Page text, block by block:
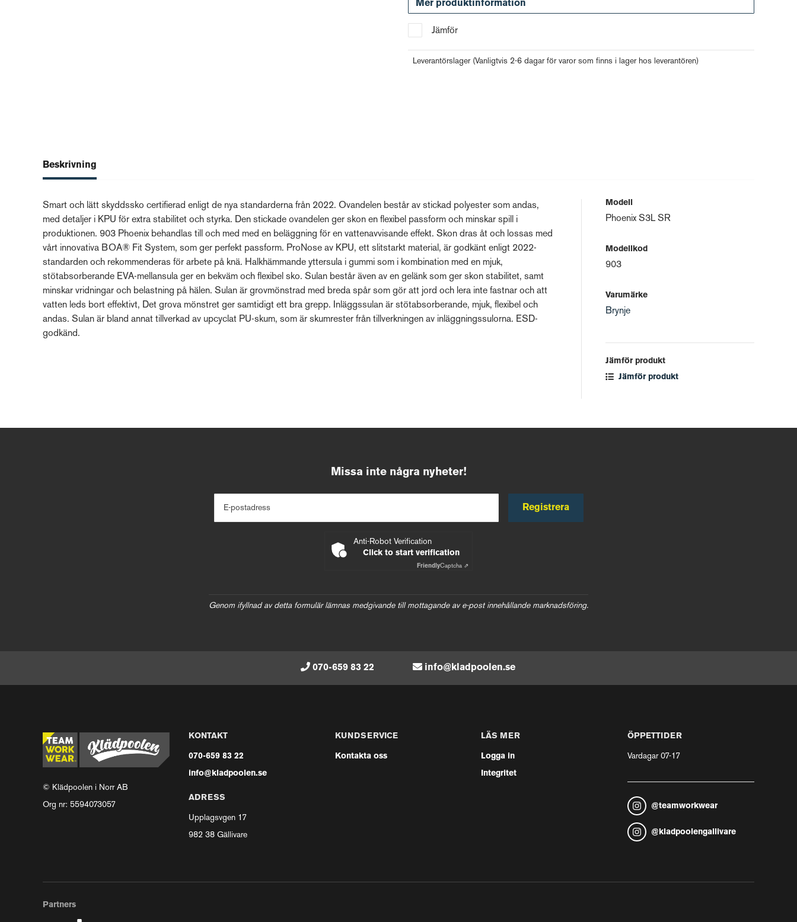
Mer produktinformation
Jämför
Leverantörslager (Vanligtvis 2-6 dagar för varor som finns i lager hos leverantören)
Beskrivning
Smart och lätt skyddssko certifierad enligt de nya standarderna från 2022. Ovandelen består av stickad polyester som andas,
med detaljer i KPU för extra stabilitet och styrka. Den stickade ovandelen ger skon en flexibel passform och minskar spill i
produktionen. 903 Phoenix behandlas till och med med en beläggning för en vattenavvisande effekt. Skon dras åt och lossas med
vårt innovativa BOA® Fit System, som ger perfekt passform. ProNose av KPU, ett slitstarkt material, är godkänt enligt 2022-
standarden och rekommenderas för arbete på knä. Halkhämmande yttersula i gummi som i kombination med en mjuk,
stötabsorberande EVA-mellansula ger en bekväm och flexibel sko. Sulan består även av en gelänk som ger skon stabilitet, samt
minskar vridningar och belastning på hälen. Sulan är grovmönstrad med breda spår som gör att jord och lera inte fastnar och att
vatten leds bort effektivt, Det grova mönstret ger samtidigt ett bra grepp. Inläggssulan är stötabsorberande, mjuk, flexibel och
andas. Sulan är bland annat tillverkad av upcyclat PU-skum, som är skumrester från tillverkningen av inläggningssulorna. ESD-
godkänd.
Modell
Phoenix S3L SR
Modellkod
903
Varumärke
Brynje
Jämför produkt
Jämför produkt
Missa inte några nyheter!
E-postadress Registrera
Anti-Robot Verification
Click to start verification
FriendlyCaptcha ⇗
Genom ifyllnad av detta formulär lämnas medgivande till mottagande av e-post innehållande marknadsföring.
070-659 83 22 info@kladpoolen.se
© Klädpoolen i Norr AB
Org nr: 5594073057
KONTAKT
070-659 83 22
info@kladpoolen.se
ADRESS
Upplagsvgen 17
982 38 Gällivare
KUNDSERVICE
Kontakta oss
LÄS MER
Logga in
Integritet
ÖPPETTIDER
Vardagar 07-17
@teamworkwear
@ kladpoolengallivare
Partners